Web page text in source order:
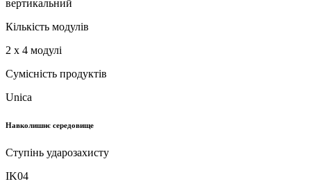
вертикальний
Кількість модулів
2 x 4 модулі
Сумісність продуктів
Unica
Навколишнє середовище
Ступінь ударозахисту
IK04